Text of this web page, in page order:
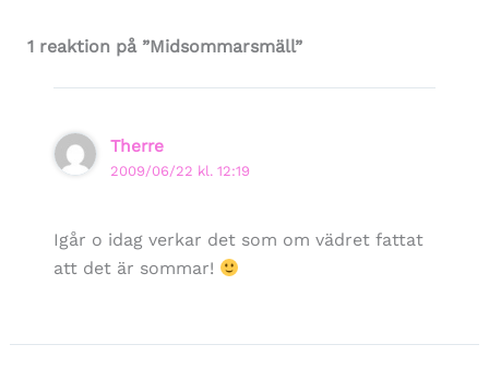
1 reaktion på ”Midsommarsmäll”
Therre
2009/06/22 kl. 12:19
Igår o idag verkar det som om vädret fattat
att det är sommar!